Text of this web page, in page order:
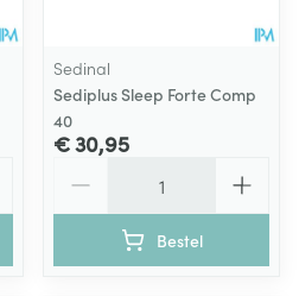
Sedinal
Sediplus Sleep Forte Comp
40
€ 30,95
Bestel